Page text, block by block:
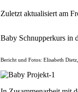
Zuletzt aktualisiert am
Baby Schnupperkurs in
Bericht und Fotos: Elisabeth